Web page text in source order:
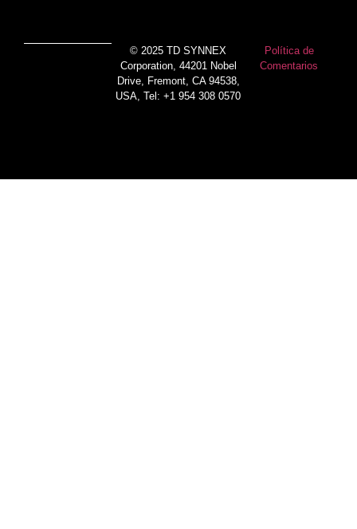
© 2025 TD SYNNEX
Corporation, 44201 Nobel
Drive, Fremont, CA 94538,
USA, Tel: +1 954 308 0570
Política de
Comentarios